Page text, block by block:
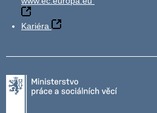
Kariéra